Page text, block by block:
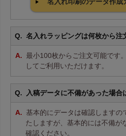
名入れラッピングは何枚から注
最小100枚からご注文可能です
してご利用いただけます。
入稿データに不備があった場合
基本的にデータは確認しますの
たしますが、基本的には不備が
確認ください。